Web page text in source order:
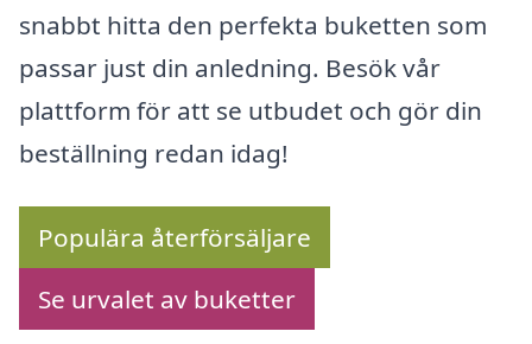
snabbt hitta den perfekta buketten som
passar just din anledning. Besök vår
plattform för att se utbudet och gör din
beställning redan idag!
Populära återförsäljare
Se urvalet av buketter